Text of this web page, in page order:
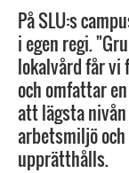
På SLU:s
i egen regi.
lokalvård får
och omfattar
att lägsta nivån
arbetsmiljö
upprätthålls.